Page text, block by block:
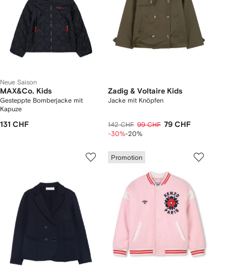
Neue Saison
MAX&Co. Kids
Gesteppte Bomberjacke mit
Kapuze
131 CHF
Zadig & Voltaire Kids
Jacke mit Knöpfen
142 CHF 99 CHF 79 CHF
-30%-20%
Promotion